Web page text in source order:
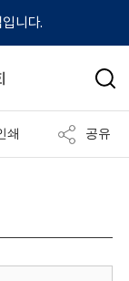
니다.
검
쇄 공유